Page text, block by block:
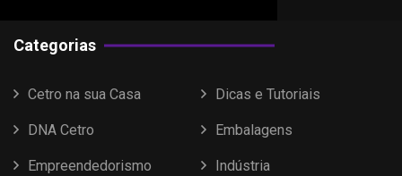
Categorias
Cetro na sua Casa Dicas e Tutoriais
DNA Cetro Embalagens
Empreendedorismo Indústria